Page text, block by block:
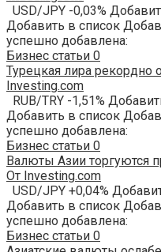
USD/JPY -0,03%
Добавить в список
успешно добавлена:
Бизнес статьи 0
Турецкая лира рекордно
Investing.com
RUB/TRY -1,51%
Добавить в список
успешно добавлена:
Бизнес статьи 0
Валюты Азии торгуются
От Investing.com
USD/JPY +0,04%
Добавить в список
успешно добавлена:
Бизнес статьи 0